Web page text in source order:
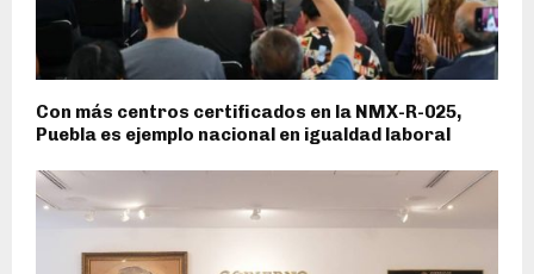
Con más centros certificados en la NMX-R-025,
Puebla es ejemplo nacional en igualdad laboral